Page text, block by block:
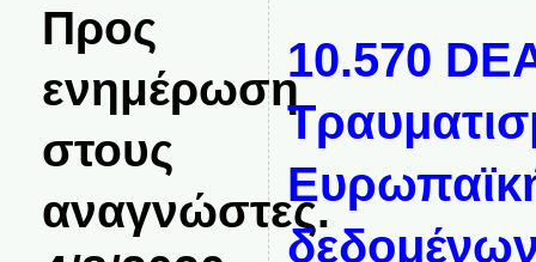
Προς
ενημέρωση
στους
αναγνώστες.
10.570